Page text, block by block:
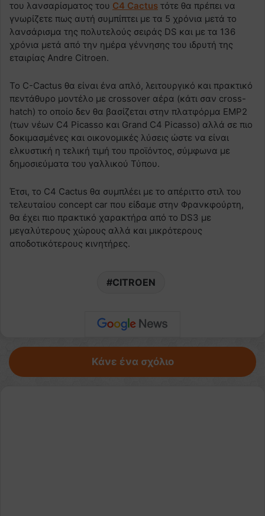
του λανσαρίσματος του C4 Cactus τότε θα πρέπει να
γνωρίζετε πως αυτή συμπίπτει με τα 5 χρόνια μετά το
λανσάρισμα της πολυτελούς σειράς DS και με τα 136
χρόνια μετά από την ημέρα γέννησης του ιδρυτή της
εταιρίας Andre Citroen.
Το C-Cactus θα είναι ένα απλό, λειτουργικό και πρακτικό
πεντάθυρο μοντέλο με crossover αέρα (κάτι σαν cross-
hatch) το οποίο δεν θα βασίζεται στην πλατφόρμα EMP2
(των νέων C4 Picasso και Grand C4 Picasso) αλλά σε πιο
δοκιμασμένες και οικονομικές λύσεις ώστε να είναι
ελκυστική η τελική τιμή του προϊόντος, σύμφωνα με
δημοσιεύματα του γαλλικού Τύπου.
Έτσι, το C4 Cactus θα συμπλέει με το απέριττο στιλ του
τελευταίου concept car που είδαμε στην Φρανκφούρτη,
θα έχει πιο πρακτικό χαρακτήρα από το DS3 με
μεγαλύτερους χώρους αλλά και μικρότερους
αποδοτικότερους κινητήρες.
CITROEN
Κάνε ένα σχόλιο